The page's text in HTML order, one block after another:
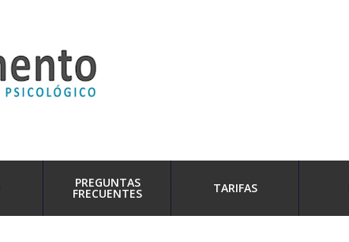
PREGUNTAS
FRECUENTES TARIFAS